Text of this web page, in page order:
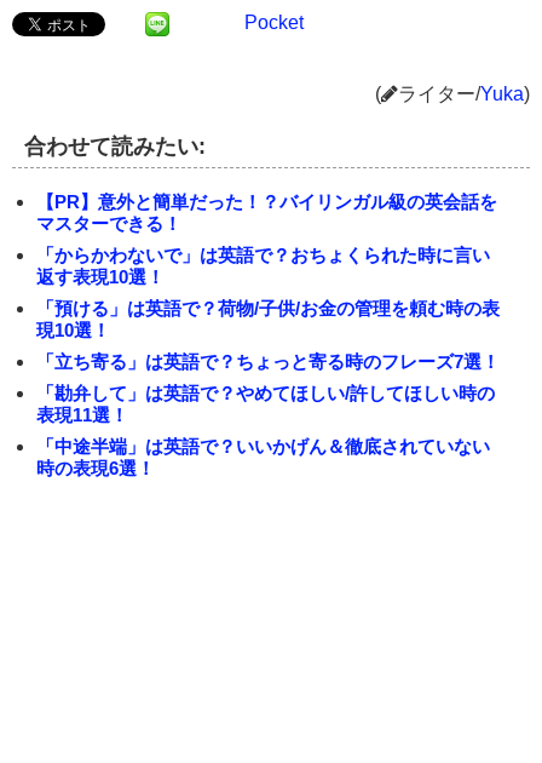
Pocket
( ライター/Yuka)
合わせて読みたい:
【PR】意外と簡単だった！？バイリンガル級の英会話を
マスターできる！
「からかわないで」は英語で？おちょくられた時に言い
返す表現10選！
「預ける」は英語で？荷物/子供/お金の管理を頼む時の表
現10選！
「立ち寄る」は英語で？ちょっと寄る時のフレーズ7選！
「勘弁して」は英語で？やめてほしい/許してほしい時の
表現11選！
「中途半端」は英語で？いいかげん＆徹底されていない
時の表現6選！